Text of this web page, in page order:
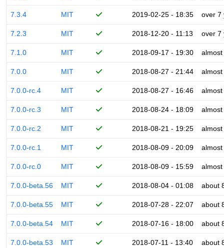
7.3.4 MIT 2019-02-25 - 18:35 over 7
7.2.3 MIT 2018-12-20 - 11:13 over 7
7.1.0 MIT 2018-09-17 - 19:30
7.0.0 MIT 2018-08-27 - 21:44
7.0.0-rc.4 MIT 2018-08-27 - 16:46
7.0.0-rc.3 MIT 2018-08-24 - 18:09
7.0.0-rc.2 MIT 2018-08-21 - 19:25
7.0.0-rc.1 MIT 2018-08-09 - 20:09
7.0.0-rc.0 MIT 2018-08-09 - 15:59
7.0.0-beta.56 MIT 2018-08-04 - 01:08 about
7.0.0-beta.55 MIT 2018-07-28 - 22:07 about
7.0.0-beta.54 MIT 2018-07-16 - 18:00 about
7.0.0-beta.53 MIT 2018-07-11 - 13:40 about